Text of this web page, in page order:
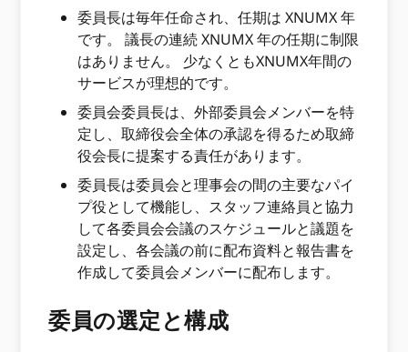
委員長は毎年任命され、任期は XNUMX 年
です。 議長の連続 XNUMX 年の任期に制限
はありません。 少なくともXNUMX年間の
サービスが理想的です。
委員会委員長は、外部委員会メンバーを特
定し、取締役会全体の承認を得るため取締
役会長に提案する責任があります。
委員長は委員会と理事会の間の主要なパイ
プ役として機能し、スタッフ連絡員と協力
して各委員会会議のスケジュールと議題を
設定し、各会議の前に配布資料と報告書を
作成して委員会メンバーに配布します。
委員の選定と構成